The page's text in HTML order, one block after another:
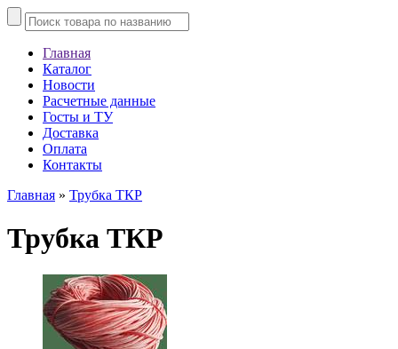
Главная
Каталог
Новости
Расчетные данные
Госты и ТУ
Доставка
Оплата
Контакты
Главная » Трубка ТКР
Трубка ТКР